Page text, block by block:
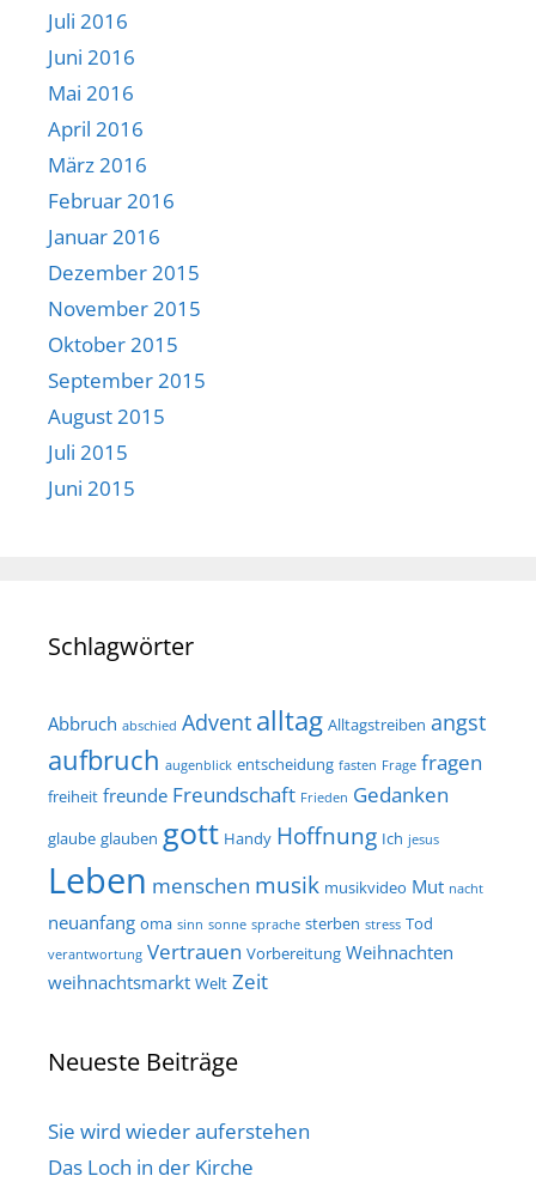
Juli 2016
Juni 2016
Mai 2016
April 2016
März 2016
Februar 2016
Januar 2016
Dezember 2015
November 2015
Oktober 2015
September 2015
August 2015
Juli 2015
Juni 2015
Schlagwörter
Abbruch abschied Advent alltag Alltagstreiben angst
aufbruch augenblick entscheidung fasten Frage fragen
freiheit freunde Freundschaft Frieden Gedanken
glaube glauben gott Handy Hoffnung Ich jesus
Leben menschen musik musikvideo Mut nacht
neuanfang oma sinn sonne sprache sterben stress Tod
verantwortung Vertrauen Vorbereitung Weihnachten
weihnachtsmarkt Welt Zeit
Neueste Beiträge
Sie wird wieder auferstehen
Das Loch in der Kirche